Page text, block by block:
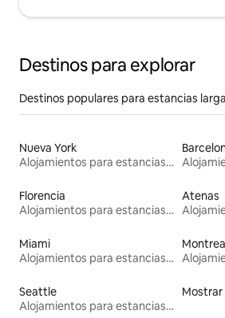
Destinos para explorar
Destinos populares para estancias
Nueva York
Alojamientos para estancias largas
Florencia
Alojamientos para estancias largas
Atenas
Miami
Alojamientos para estancias largas
Montreal
Seattle
Alojamientos para estancias largas
Mostrar